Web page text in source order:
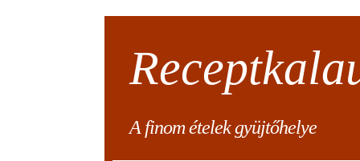
A finom ételek gyüjtőhelye